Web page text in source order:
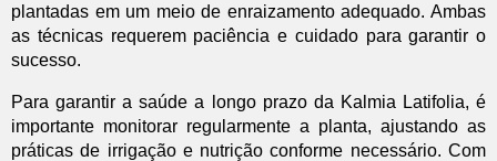
plantadas em um meio de enraizamento adequado. Ambas
as técnicas requerem paciência e cuidado para garantir o
sucesso.
Para garantir a saúde a longo prazo da Kalmia Latifolia, é
importante monitorar regularmente a planta, ajustando as
práticas de irrigação e nutrição conforme necessário. Com